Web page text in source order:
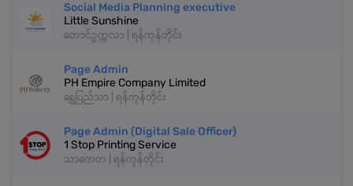
Social Media Planning executive
Little Sunshine
တောင်ဥက္ကလာ | ရန်ကုန်တိုင်း
Page Admin
PH Empire Company Limited
ရွှေပြည်သာ | ရန်ကုန်တိုင်း
Page Admin (Digital Sale Officer)
1 Stop Printing Service
သာကေတ | ရန်ကုန်တိုင်း